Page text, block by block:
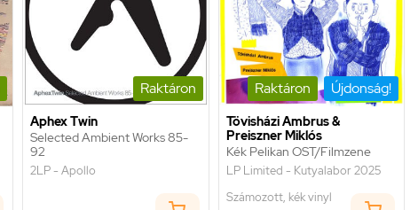
Raktáron
Aphex Twin
Selected Ambient Works 85-
92
2LP - Apollo
Raktáron Újdonság!
Tövisházi Ambrus &
Preiszner Miklós
Kék Pelikan OST/Filmzene
LP Limited - Kutyalabor 2025
Számozott, kék vinyl